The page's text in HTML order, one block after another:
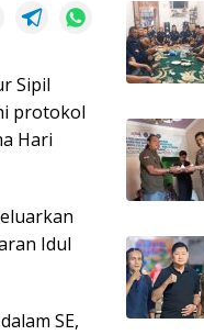
Sipil
protokol
Hari
Idul
SE,